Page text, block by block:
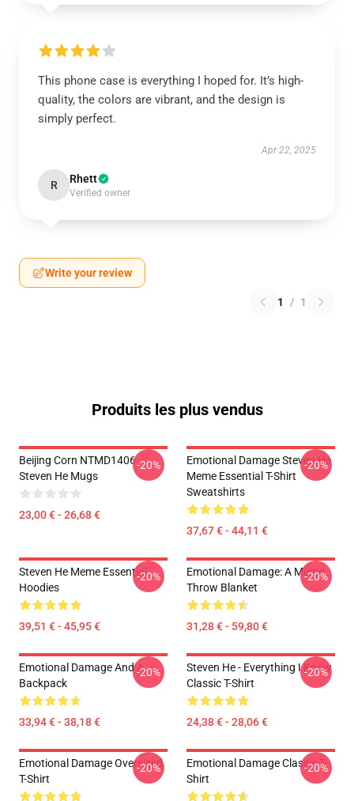
This phone case is everything I hoped for. It’s high-
quality, the colors are vibrant, and the design is
simply perfect.
Apr 22, 2025
R Rhett
Verified owner
Write your review
1 / 1
Produits les plus vendus
Beijing Corn NTMD1406
Steven He Mugs
23,00 € - 26,68 €
-20%
Emotional Damage Steven He
Meme Essential T-Shirt
Sweatshirts
37,67 € - 44,11 €
-20%
Steven He Meme Essential
Hoodies
39,51 € - 45,95 €
-20%
Emotional Damage: A Meme
Throw Blanket
31,28 € - 59,80 €
-20%
Emotional Damage And A
Backpack
33,94 € - 38,18 €
-20%
Steven He - Everything I Know
Classic T-Shirt
24,38 € - 28,06 €
-20%
Emotional Damage Oversized
T-Shirt
-20%
Emotional Damage Classic T-
Shirt
-20%